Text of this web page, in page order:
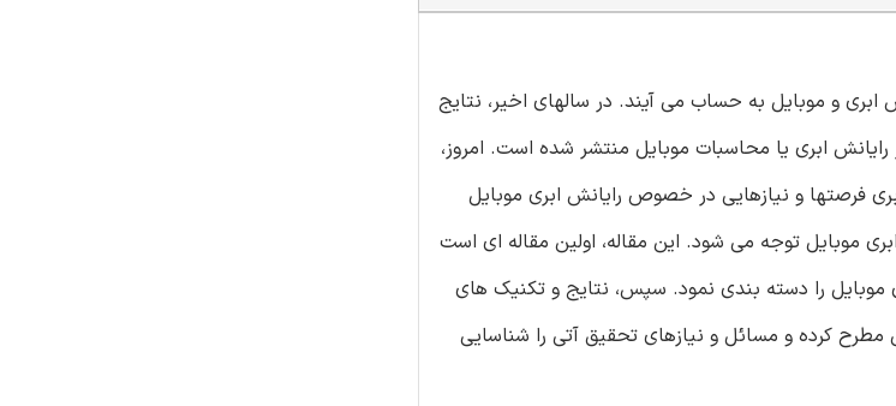
و موبایل به حساب می آیند. در سالهای اخیر، نتایج
ابری یا محاسبات موبایل منتشر شده است. امروز،
فرصتها و نیازهایی در خصوص رایانش ابری موبایل
موبایل توجه می شود. این مقاله، اولین مقاله ای است
را دسته بندی نمود. سپس، نتایج و تکنیک های
مطرح کرده و مسائل و نیازهای تحقیق آتی را شناسایی